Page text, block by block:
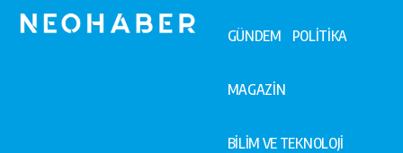
GÜNDEM POLİTİKA
MAGAZİN
BİLİM VE TEKNOLOJİ